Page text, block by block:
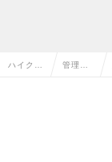
ハイクラ 管理部